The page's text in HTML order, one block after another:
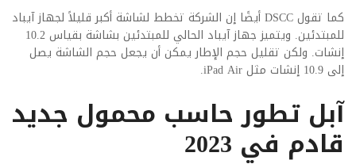
كما تقول DSCC أيضًا إن الشركة تخطط لشاشة أكبر قليلاً لجهاز آيباد
للمبتدئين. ويتميز جهاز آيباد الحالي للمبتدئين بشاشة بقياس 10.2
إنشات. ولكن تقليل حجم الإطار يمكن أن يجعل حجم الشاشة يصل
إلى 10.9 إنشات مثل iPad Air.
آبل تطور حاسب محمول جديد
قادم في 2023